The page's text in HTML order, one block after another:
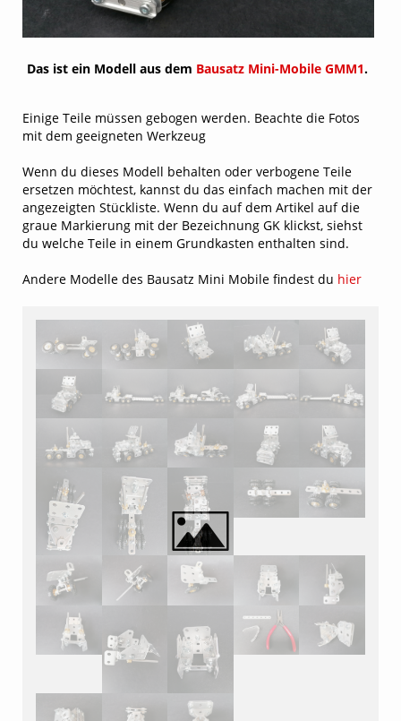
Das ist ein Modell aus dem Bausatz Mini-Mobile GMM1.
Einige Teile müssen gebogen werden. Beachte die Fotos
mit dem geeigneten Werkzeug
Wenn du dieses Modell behalten oder verbogene Teile
ersetzen möchtest, kannst du das einfach machen mit der
angezeigten Stückliste. Wenn du auf dem Artikel auf die
graue Markierung mit der Bezeichnung GK klickst, siehst
du welche Teile in einem Grundkasten enthalten sind.
Andere Modelle des Bausatz Mini Mobile findest du hier